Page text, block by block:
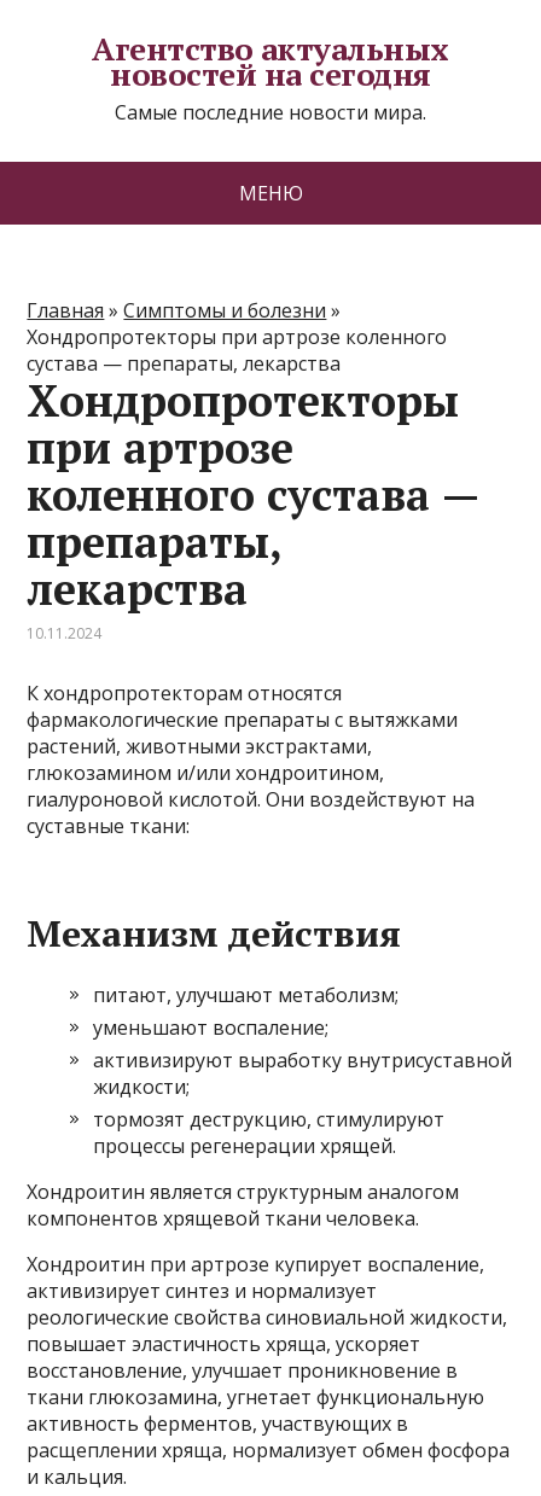
Агентство актуальных
новостей на сегодня
Самые последние новости мира.
МЕНЮ
Главная »Симптомы и болезни »
Хондропротекторы при артрозе коленного
сустава — препараты, лекарства
Хондропротекторы
при артрозе
коленного сустава —
препараты,
лекарства
10.11.2024
К хондропротекторам относятся
фармакологические препараты с вытяжками
растений, животными экстрактами,
глюкозамином и/или хондроитином,
гиалуроновой кислотой. Они воздействуют на
суставные ткани:
Механизм действия
питают, улучшают метаболизм;
уменьшают воспаление;
активизируют выработку внутрисуставной
жидкости;
тормозят деструкцию, стимулируют
процессы регенерации хрящей.
Хондроитин является структурным аналогом
компонентов хрящевой ткани человека.
Хондроитин при артрозе купирует воспаление,
активизирует синтез и нормализует
реологические свойства синовиальной жидкости,
повышает эластичность хряща, ускоряет
восстановление, улучшает проникновение в
ткани глюкозамина, угнетает функциональную
активность ферментов, участвующих в
расщеплении хряща, нормализует обмен фосфора
и кальция.